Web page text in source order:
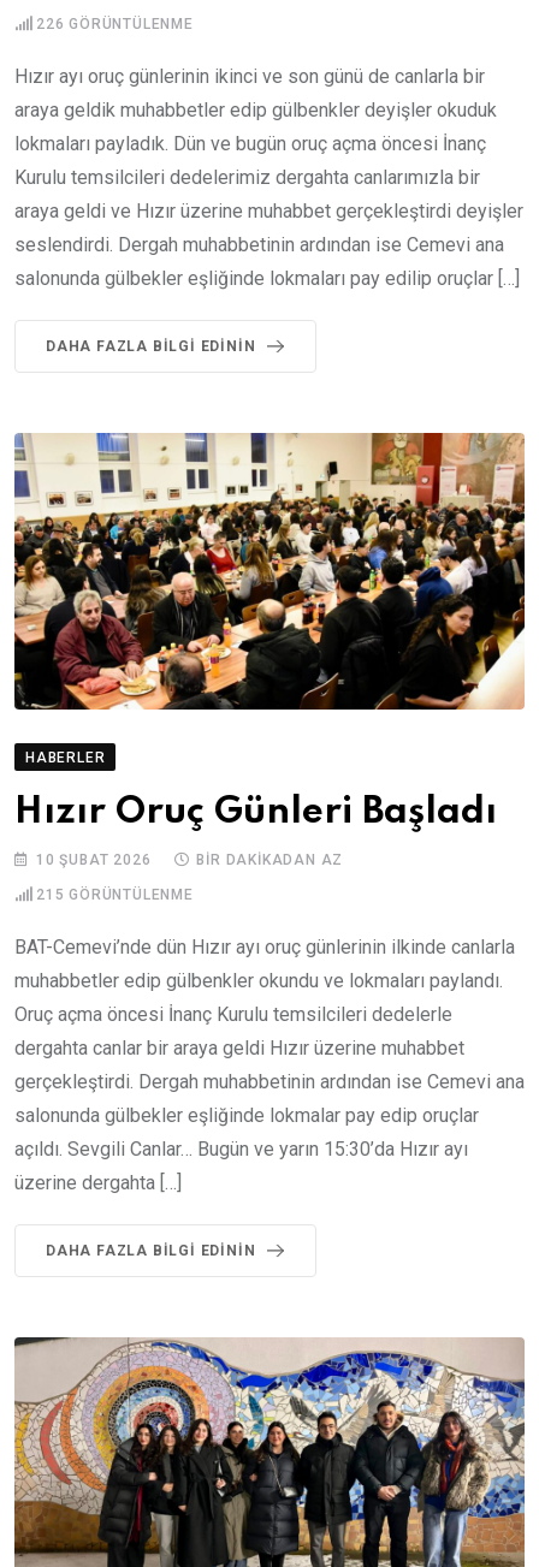
226 GÖRÜNTÜLENME
Hızır ayı oruç günlerinin ikinci ve son günü de canlarla bir
araya geldik muhabbetler edip gülbenkler deyişler okuduk
lokmaları payladık. Dün ve bugün oruç açma öncesi İnanç
Kurulu temsilcileri dedelerimiz dergahta canlarımızla bir
araya geldi ve Hızır üzerine muhabbet gerçekleştirdi deyişler
seslendirdi. Dergah muhabbetinin ardından ise Cemevi ana
salonunda gülbekler eşliğinde lokmaları pay edilip oruçlar […]
DAHA FAZLA BILGI EDININ
HABERLER
Hızır Oruç Günleri Başladı
10 ŞUBAT 2026 BIR DAKIKADAN AZ
215 GÖRÜNTÜLENME
BAT-Cemevi’nde dün Hızır ayı oruç günlerinin ilkinde canlarla
muhabbetler edip gülbenkler okundu ve lokmaları paylandı.
Oruç açma öncesi İnanç Kurulu temsilcileri dedelerle
dergahta canlar bir araya geldi Hızır üzerine muhabbet
gerçekleştirdi. Dergah muhabbetinin ardından ise Cemevi ana
salonunda gülbekler eşliğinde lokmalar pay edip oruçlar
açıldı. Sevgili Canlar… Bugün ve yarın 15:30’da Hızır ayı
üzerine dergahta […]
DAHA FAZLA BILGI EDININ